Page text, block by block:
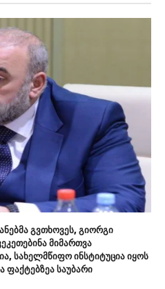
გვთხოვეს, გიორგი
მიმართვა
სახელმწიფო ინსტიტუცია იყოს
საუბარი